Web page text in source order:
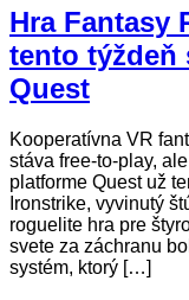
Hra Fantasy
tento týždeň
Quest
Kooperatívna VR
stáva free-to-play,
platforme Quest už
Ironstrike, vyvinutý
roguelite hra pre
svete za záchranu
systém, ktorý […]